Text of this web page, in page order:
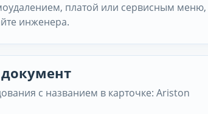
платой или сервисным меню,
инженера.
с названием в карточке: Ariston